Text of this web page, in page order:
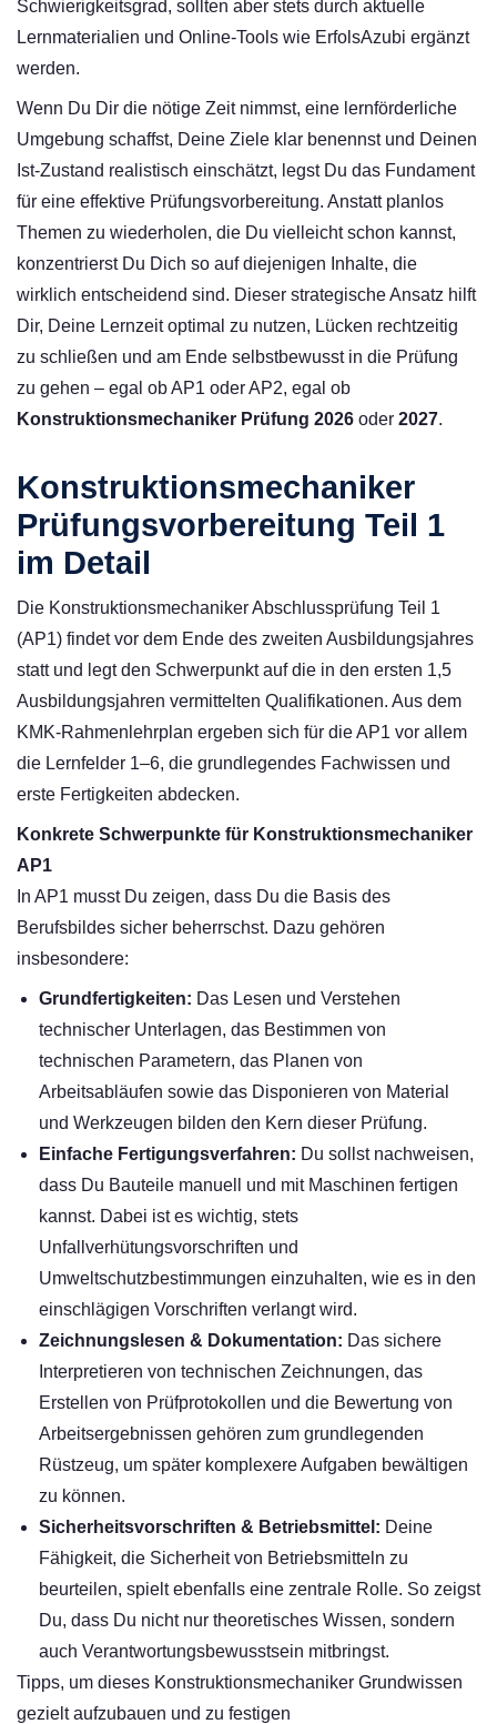
Schwierigkeitsgrad, sollten aber stets durch aktuelle
Lernmaterialien und Online-Tools wie ErfolsAzubi ergänzt
werden.
Wenn Du Dir die nötige Zeit nimmst, eine lernförderliche
Umgebung schaffst, Deine Ziele klar benennst und Deinen
Ist-Zustand realistisch einschätzt, legst Du das Fundament
für eine effektive Prüfungsvorbereitung. Anstatt planlos
Themen zu wiederholen, die Du vielleicht schon kannst,
konzentrierst Du Dich so auf diejenigen Inhalte, die
wirklich entscheidend sind. Dieser strategische Ansatz hilft
Dir, Deine Lernzeit optimal zu nutzen, Lücken rechtzeitig
zu schließen und am Ende selbstbewusst in die Prüfung
zu gehen – egal ob AP1 oder AP2, egal ob
Konstruktionsmechaniker Prüfung 2026 oder 2027.
Konstruktionsmechaniker
Prüfungsvorbereitung Teil 1
im Detail
Die Konstruktionsmechaniker Abschlussprüfung Teil 1
(AP1) findet vor dem Ende des zweiten Ausbildungsjahres
statt und legt den Schwerpunkt auf die in den ersten 1,5
Ausbildungsjahren vermittelten Qualifikationen. Aus dem
KMK-Rahmenlehrplan ergeben sich für die AP1 vor allem
die Lernfelder 1–6, die grundlegendes Fachwissen und
erste Fertigkeiten abdecken.
Konkrete Schwerpunkte für Konstruktionsmechaniker
AP1
In AP1 musst Du zeigen, dass Du die Basis des
Berufsbildes sicher beherrschst. Dazu gehören
insbesondere:
Grundfertigkeiten: Das Lesen und Verstehen
technischer Unterlagen, das Bestimmen von
technischen Parametern, das Planen von
Arbeitsabläufen sowie das Disponieren von Material
und Werkzeugen bilden den Kern dieser Prüfung.
Einfache Fertigungsverfahren: Du sollst nachweisen,
dass Du Bauteile manuell und mit Maschinen fertigen
kannst. Dabei ist es wichtig, stets
Unfallverhütungsvorschriften und
Umweltschutzbestimmungen einzuhalten, wie es in den
einschlägigen Vorschriften verlangt wird.
Zeichnungslesen & Dokumentation: Das sichere
Interpretieren von technischen Zeichnungen, das
Erstellen von Prüfprotokollen und die Bewertung von
Arbeitsergebnissen gehören zum grundlegenden
Rüstzeug, um später komplexere Aufgaben bewältigen
zu können.
Sicherheitsvorschriften & Betriebsmittel: Deine
Fähigkeit, die Sicherheit von Betriebsmitteln zu
beurteilen, spielt ebenfalls eine zentrale Rolle. So zeigst
Du, dass Du nicht nur theoretisches Wissen, sondern
auch Verantwortungsbewusstsein mitbringst.
Tipps, um dieses Konstruktionsmechaniker Grundwissen
gezielt aufzubauen und zu festigen